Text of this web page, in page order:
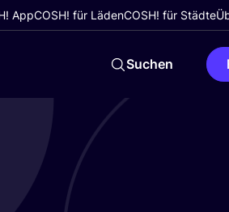
AppCOSH! für LädenCOSH! für Städte
Suchen